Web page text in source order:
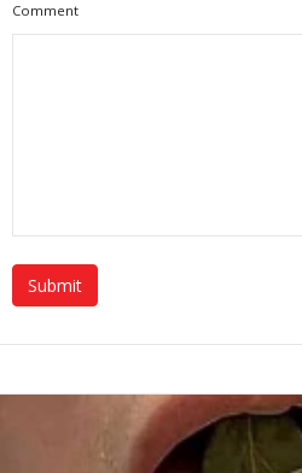
Comment